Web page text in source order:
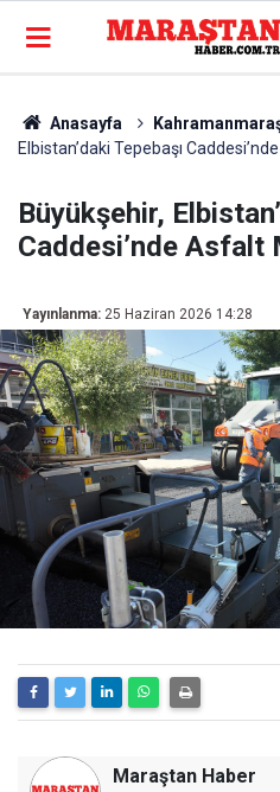
Anasayfa
Elbistan’daki Tepebaşı
Büyükşehir,
Caddesi’nde Asfalt
Yayınlanma: 25 Haziran 2026 14:28
Maraştan Haber